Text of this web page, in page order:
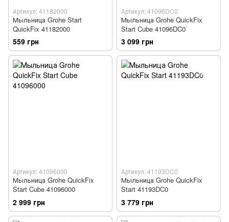
Артикул: 41182000
Мыльница Grohe Start
QuickFix 41182000
559 грн
Артикул: 41096DC0
Мыльница Grohe QuickFix
Start Cube 41096DC0
3 099 грн
Артикул: 41096000
Мыльница Grohe QuickFix
Start Cube 41096000
2 999 грн
Артикул: 41193DC0
Мыльница Grohe QuickFix
Start 41193DC0
3 779 грн